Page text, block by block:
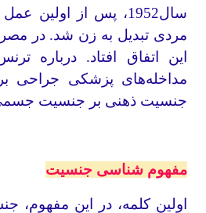
سال1952، پس از
مداخله‌های پزشکی جراحی
جنسیت ذهنی بر جنسیت جسمی
مفهوم شناسی جنسیت
اولین کلمه، در این مفهوم،